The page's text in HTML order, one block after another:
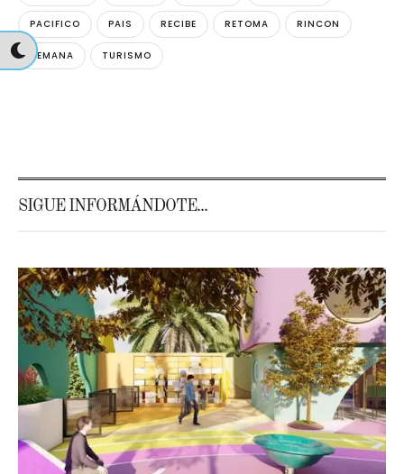
PACIFICO PAIS RECIBE RETOMA RINCON
SEMANA TURISMO
SIGUE INFORMÁNDOTE...